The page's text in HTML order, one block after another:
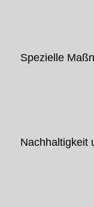
Spezielle
Nachhaltigkeit